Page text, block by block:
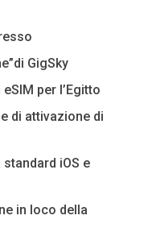
GigSky
per l’Egitto
di attivazione di
iOS e
in loco della